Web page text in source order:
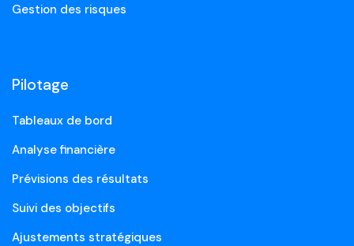
Gestion des risques
Pilotage
Tableaux de bord
Analyse financière
Prévisions des résultats
Suivi des objectifs
Ajustements stratégiques